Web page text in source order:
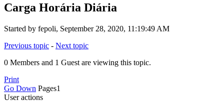
Carga Horária Diária
Started by fepoli, September 28, 2020, 11:19:49 AM
Previous topic - Next topic
0 Members and 1 Guest are viewing this topic.
Print
Go Down Pages1
User actions